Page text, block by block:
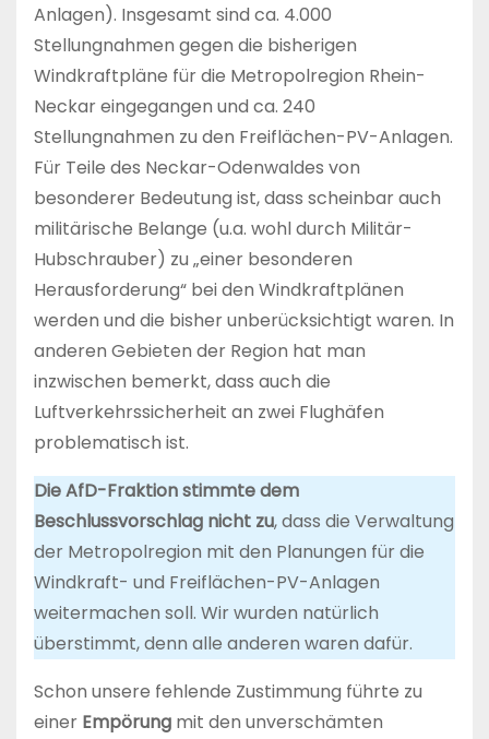
Anlagen). Insgesamt sind ca. 4.000
Stellungnahmen gegen die bisherigen
Windkraftpläne für die Metropolregion Rhein-
Neckar eingegangen und ca. 240
Stellungnahmen zu den Freiflächen-PV-Anlagen.
Für Teile des Neckar-Odenwaldes von
besonderer Bedeutung ist, dass scheinbar auch
militärische Belange (u.a. wohl durch Militär-
Hubschrauber) zu „einer besonderen
Herausforderung“ bei den Windkraftplänen
werden und die bisher unberücksichtigt waren. In
anderen Gebieten der Region hat man
inzwischen bemerkt, dass auch die
Luftverkehrssicherheit an zwei Flughäfen
problematisch ist.
Die AfD-Fraktion stimmte dem
Beschlussvorschlag nicht zu, dass die Verwaltung
der Metropolregion mit den Planungen für die
Windkraft- und Freiflächen-PV-Anlagen
weitermachen soll. Wir wurden natürlich
überstimmt, denn alle anderen waren dafür.
Schon unsere fehlende Zustimmung führte zu
einer Empörung mit den unverschämten